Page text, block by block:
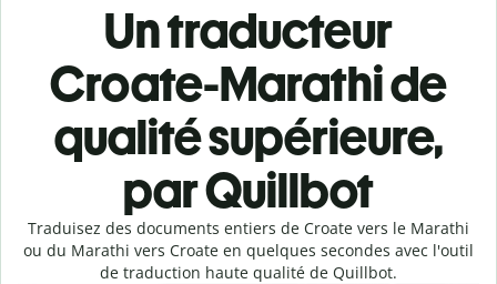
Un traducteur
Croate-Marathi de
qualité supérieure,
par Quillbot
Traduisez des documents entiers de Croate vers le Marathi
ou du Marathi vers Croate en quelques secondes avec l'outil
de traduction haute qualité de Quillbot.